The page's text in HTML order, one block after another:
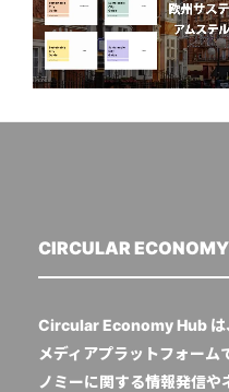
CIRCULAR ECONOMY
Circular Economy Hub は
メディアプラットフォーム
ノミーに関する情報発信や